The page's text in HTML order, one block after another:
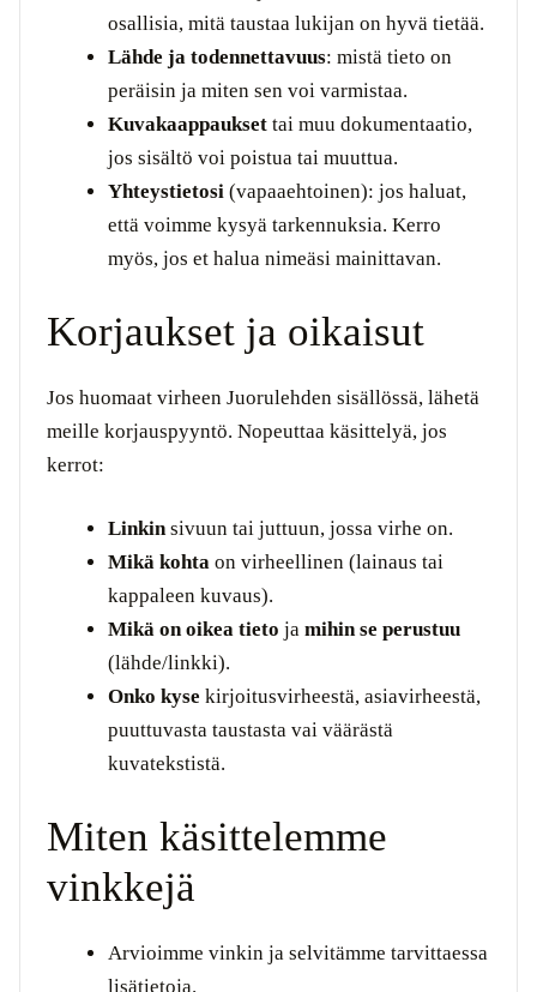
osallisia, mitä taustaa lukijan on hyvä tietää.
Lähde ja todennettavuus: mistä tieto on
peräisin ja miten sen voi varmistaa.
Kuvakaappaukset tai muu dokumentaatio,
jos sisältö voi poistua tai muuttua.
Yhteystietosi (vapaaehtoinen): jos haluat,
että voimme kysyä tarkennuksia. Kerro
myös, jos et halua nimeäsi mainittavan.
Korjaukset ja oikaisut
Jos huomaat virheen Juorulehden sisällössä, lähetä
meille korjauspyyntö. Nopeuttaa käsittelyä, jos
kerrot:
Linkinsivuun tai juttuun, jossa virhe on.
Mikä kohta on virheellinen (lainaus tai
kappaleen kuvaus).
Mikä on oikea tieto ja mihin se perustuu
(lähde/linkki).
Onko kyse kirjoitusvirheestä, asiavirheestä,
puuttuvasta taustasta vai väärästä
kuvatekstistä.
Miten käsittelemme
vinkkejä
Arvioimme vinkin ja selvitämme tarvittaessa
lisätietoja.